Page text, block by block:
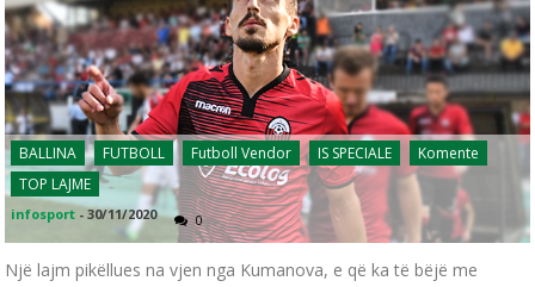
BALLINA FUTBOLL Futboll Vendor IS SPECIALE
Komente
TOP LAJME
infosport -30/11/2020 0
Një lajm pikëllues na vjen nga Kumanova, e që ka të bëjë me